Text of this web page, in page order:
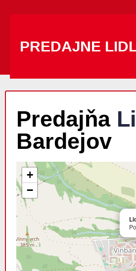
PREDAJNE
Predajňa
Bardejov
+
−